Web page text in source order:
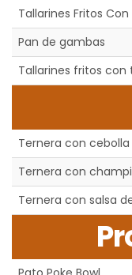
Tallarines Fritos Con
Pan de gambas
Tallarines fritos con
Ternera con cebolla
Ternera con
Ternera con salsa